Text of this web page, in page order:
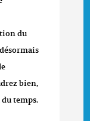
du
bien,
temps.